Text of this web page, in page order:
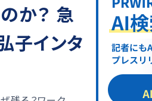
か？ 急
子インタ